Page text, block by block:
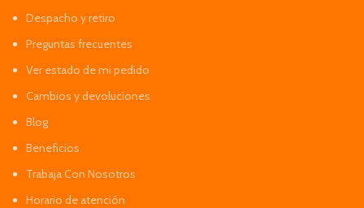
Despacho y retiro
Preguntas frecuentes
Ver estado de mi pedido
Cambios y devoluciones
Blog
Beneficios
Trabaja Con Nosotros
Horario de atención